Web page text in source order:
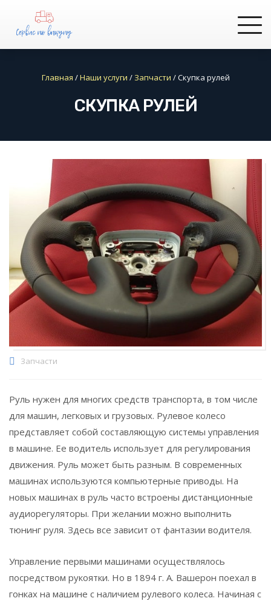
Главная /Наши услуги / Запчасти /Cкупка рулей
CКУПКА РУЛЕЙ
Запчасти
Руль нужен для многих средств транспорта, в том числе
для машин, легковых и грузовых. Рулевое колесо
представляет собой составляющую системы управления
в машине. Ее водитель использует для регулирования
движения. Руль может быть разным. В современных
машинах используются компьютерные приводы. На
новых машинах в руль часто встроены дистанционные
аудиорегуляторы. При желании можно выполнить
тюнинг руля. Здесь все зависит от фантазии водителя.
Управление первыми машинами осуществлялось
посредством рукоятки. Но в 1894 г. А. Вашерон поехал в
гонках на машине с наличием рулевого колеса. Начиная с